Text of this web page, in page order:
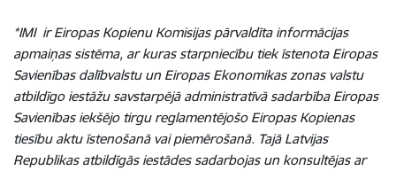
*IMI ir Eiropas Kopienu Komisijas pārvaldīta informācijas
apmaiņas sistēma, ar kuras starpniecību tiek īstenota Eiropas
Savienības dalībvalstu un Eiropas Ekonomikas zonas valstu
atbildīgo iestāžu savstarpējā administratīvā sadarbība Eiropas
Savienības iekšējo tirgu reglamentējošo Eiropas Kopienas
tiesību aktu īstenošanā vai piemērošanā. Tajā Latvijas
Republikas atbildīgās iestādes sadarbojas un konsultējas ar